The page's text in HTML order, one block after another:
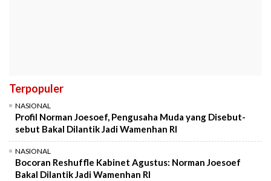
Terpopuler
NASIONAL
Profil Norman Joesoef, Pengusaha Muda yang Disebut-
sebut Bakal Dilantik Jadi Wamenhan RI
NASIONAL
Bocoran Reshuffle Kabinet Agustus: Norman Joesoef
Bakal Dilantik Jadi Wamenhan RI